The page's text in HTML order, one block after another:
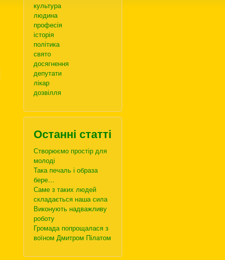
культура
людина
професія
історія
політика
свято
досягнення
депутати
лікар
дозвілля
Останні статті
Створюємо простір для
молоді
Така печаль і образа
бере…
Саме з таких людей
складається наша сила
Виконують надважливу
роботу
Громада попрощалася з
воїном Дмитром Пілатом